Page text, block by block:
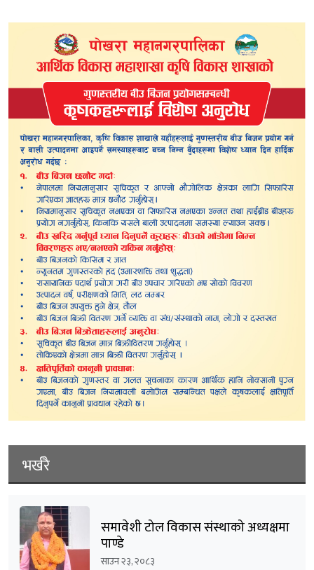
भर्खरै
समावेशी टोल विकास संस्थाको अध्यक्षमा
पाण्डे
साउन २३, २०८३